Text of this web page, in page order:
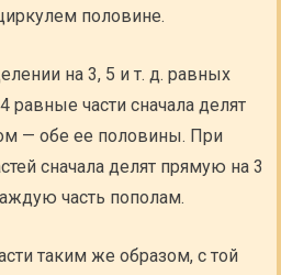
половине.
на 3, 5 и т. д. равных
равные части сначала делят
— обе ее половины. При
сначала делят прямую на 3
часть пополам.
таким же образом, с той